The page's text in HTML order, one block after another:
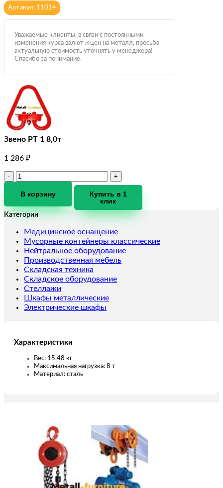
Артикул: 11014
Уважаемые клиенты, в связи с постоянными
изменения курса валют и цен на металл, просьба
актуальную стоимость уточнять у менеджера!
Спасибо за понимание.
Звено РТ 1 8,0т
1 286 ₽
Количество
Звено
1
В корзину
Купить в 1
клик
Категории
Медицинское оснащение
Мусорные контейнеры классические
Нейтральное оборудование
Производственная мебель
Складская техника
Складское оборудование
Стеллажи
Шкафы металлические
Электрические шкафы
Характеристики
Вес: 15,48 кг
Максимальная нагрузка: 8 т
Материал: сталь